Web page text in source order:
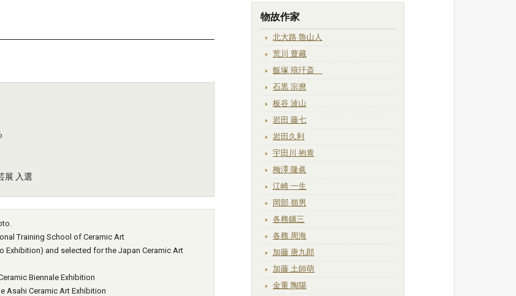
展 入選
Training School of Ceramic Art
and selected for the Japan Ceramic Art
Biennale Exhibition
Ceramic Art Exhibition
物故作家
北大路 魯山人
荒川 豊藏
飯塚 琅玕斎
石黒 宗麿
板谷 波山
岩田 藤七
岩田久利
宇田川 抱青
梅澤 隆眞
江崎 一生
岡部 嶺男
各務鑛三
各務 周海
加藤 唐九郎
加藤 土師萌
金重 陶陽